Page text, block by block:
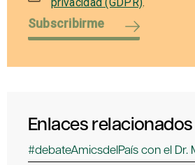
privacidad (GDPR).
Subscribirme
Enlaces relacionados
#debateAmicsdelPaís con el Dr.